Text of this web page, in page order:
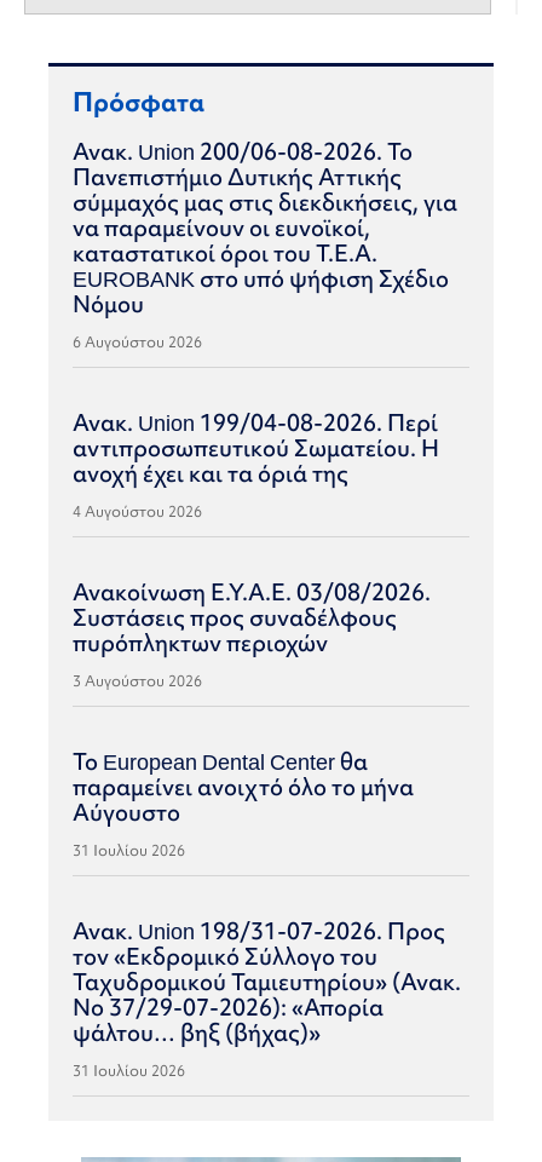
Πρόσφατα
Ανακ. Union 200/06-08-2026. Το
Πανεπιστήμιο Δυτικής Αττικής
σύμμαχός μας στις διεκδικήσεις, για
να παραμείνουν οι ευνοϊκοί,
καταστατικοί όροι του Τ.Ε.Α.
EUROBANK στο υπό ψήφιση Σχέδιο
Νόμου
6 Αυγούστου 2026
Ανακ. Union 199/04-08-2026. Περί
αντιπροσωπευτικού Σωματείου. Η
ανοχή έχει και τα όριά της
4 Αυγούστου 2026
Ανακοίνωση Ε.Υ.Α.Ε. 03/08/2026.
Συστάσεις προς συναδέλφους
πυρόπληκτων περιοχών
3 Αυγούστου 2026
Το European Dental Center θα
παραμείνει ανοιχτό όλο το μήνα
Αύγουστο
31 Ιουλίου 2026
Ανακ. Union 198/31-07-2026. Προς
τον «Εκδρομικό Σύλλογο του
Ταχυδρομικού Ταμιευτηρίου» (Ανακ.
Νο 37/29-07-2026): «Απορία
ψάλτου… βηξ (βήχας)»
31 Ιουλίου 2026